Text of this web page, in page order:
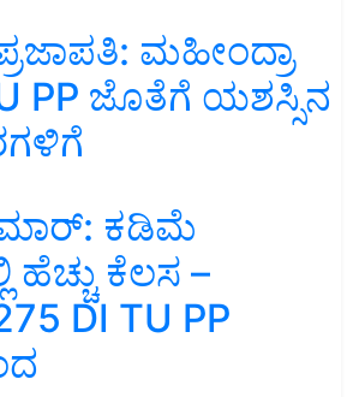
ಮಹೀಂದ್ರಾ
PP ಜೊತೆಗೆ ಯಶಸ್ಸಿನ
ಕಡಿಮೆ
ಕೆಲಸ –
DI TU PP